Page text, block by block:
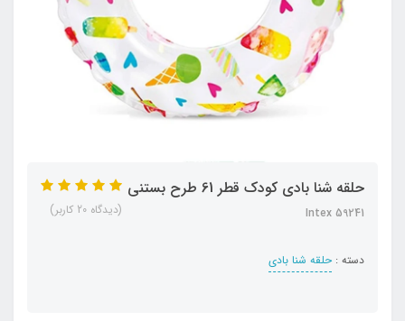
حلقه شنا بادی کودک قطر 61 طرح بستنی
Intex 59241
دسته : حلقه شنا بادی
(دیدگاه 20 کاربر)